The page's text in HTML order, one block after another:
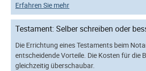
Erfahren Sie mehr
Testament: Selber schreiben oder
Die Errichtung eines Testaments beim
entscheidende Vorteile. Die Kosten für die
gleichzeitig überschaubar.